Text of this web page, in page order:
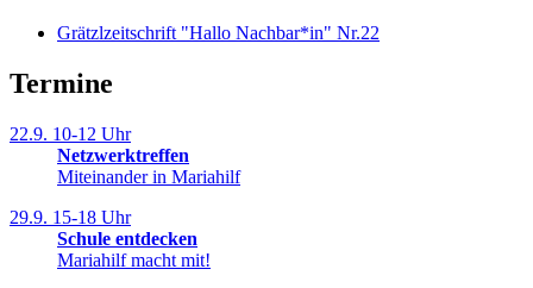
Grätzlzeitschrift "Hallo Nachbar*in" Nr.22
Termine
22.9. 10-12 Uhr
Netzwerk­treffen
Miteinander in Mariahilf
29.9. 15-18 Uhr
Schule entdecken
Mariahilf macht mit!